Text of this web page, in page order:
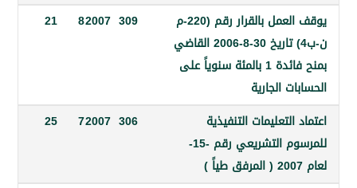
يوقف العمل بالقرار رقم (220-م
ن-ب4) تاريخ 30-8-2006 القاضي
بمنح فائدة 1 بالمئة سنوياً على
الجارية
309
21
التنفيذية
للمرسوم التشريعي رقم -15-
25